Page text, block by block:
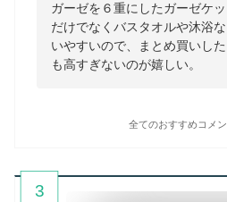
ガーゼを６重にしたガーゼケ
だけでなくバスタオルや沐浴
いやすいので、まとめ買いし
も高すぎないのが嬉しい。
全てのおすすめコメン
3